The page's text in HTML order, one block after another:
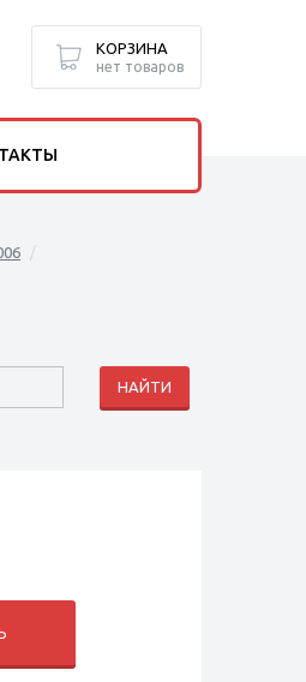
КОРЗИНА
нет товаров